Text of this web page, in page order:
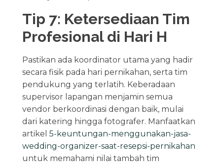
Tip 7: Ketersediaan Tim
Profesional di Hari H
Pastikan ada koordinator utama yang hadir
secara fisik pada hari pernikahan, serta tim
pendukung yang terlatih. Keberadaan
supervisor lapangan menjamin semua
vendor berkoordinasi dengan baik, mulai
dari katering hingga fotografer. Manfaatkan
artikel 5-keuntungan-menggunakan-jasa-
wedding-organizer-saat-resepsi-pernikahan
untuk memahami nilai tambah tim